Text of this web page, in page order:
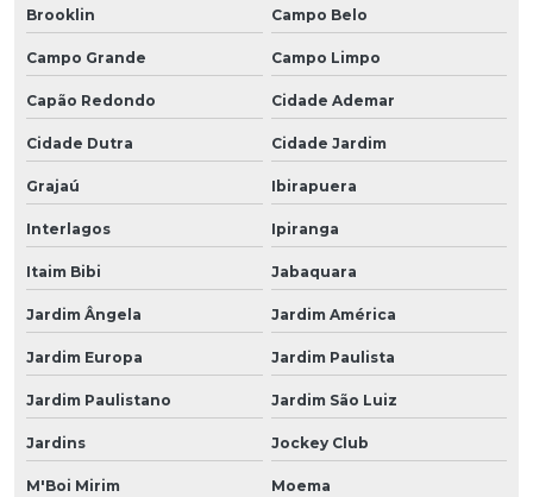
Brooklin Campo Belo
Campo Grande Campo Limpo
Capão Redondo Cidade Ademar
Cidade Dutra Cidade Jardim
Grajaú Ibirapuera
Interlagos Ipiranga
Itaim Bibi Jabaquara
Jardim Ângela Jardim América
Jardim Europa Jardim Paulista
Jardim Paulistano Jardim São Luiz
Jardins Jockey Club
M'Boi Mirim Moema